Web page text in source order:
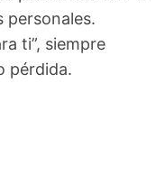
personales.
ti”, siempre
pérdida.